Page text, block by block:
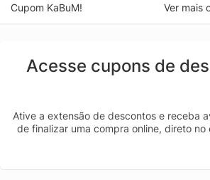
Cupom KaBuM!
Ver mais
Acesse cupons de
Ative a extensão de descontos e receba
de finalizar uma compra online, direto no